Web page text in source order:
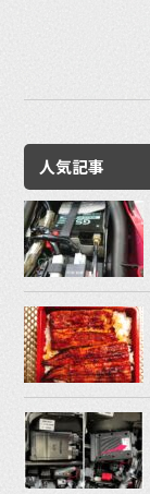
人気記事